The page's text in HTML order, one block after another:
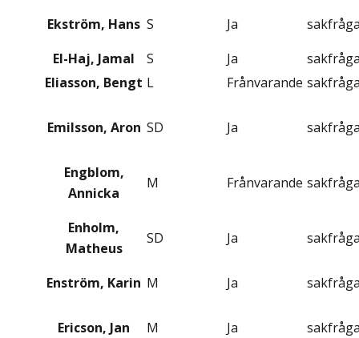
Ekström, Hans S Ja
El-Haj, Jamal
S Ja
Eliasson, Bengt L Frånvarande
Emilsson, Aron SD Ja
Engblom,
Annicka
M Frånvarande
Enholm,
Matheus
SD Ja
Enström, Karin M Ja
Ericson, Jan M Ja